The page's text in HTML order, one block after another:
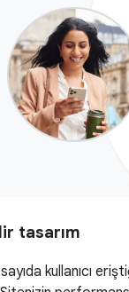
tasarım
kullanıcı